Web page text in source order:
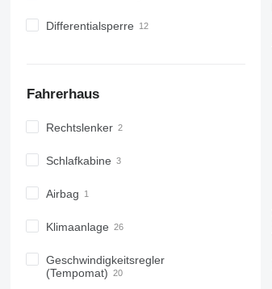
Differentialsperre
Fahrerhaus
Rechtslenker
Schlafkabine
Airbag
Klimaanlage
Geschwindigkeitsregler
(Tempomat)